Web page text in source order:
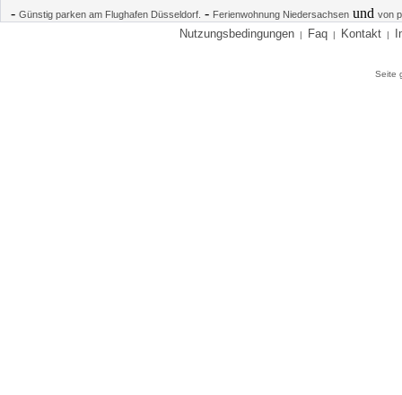
- Günstig parken am Flughafen Düsseldorf. - Ferienwohnung Niedersachsen und von
Nutzungsbedingungen | Faq | Kontakt |
Seite